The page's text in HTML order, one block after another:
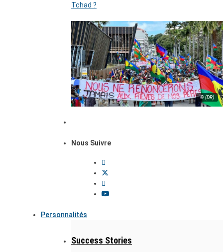
Tchad ?
© (DR)
Nous Suivre
Personnalités
Success Stories